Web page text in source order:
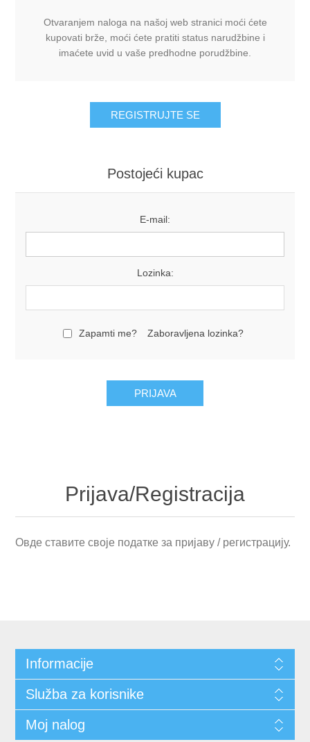
Otvaranjem naloga na našoj web stranici moći ćete
kupovati brže, moći ćete pratiti status narudžbine i
imaćete uvid u vaše predhodne porudžbine.
Postojeći kupac
E-mail:
Lozinka:
Zapamti me? Zaboravljena lozinka?
Prijava/Registracija
Овде ставите своје податке за пријаву / регистрацију.
Informacije
Služba za korisnike
Moj nalog